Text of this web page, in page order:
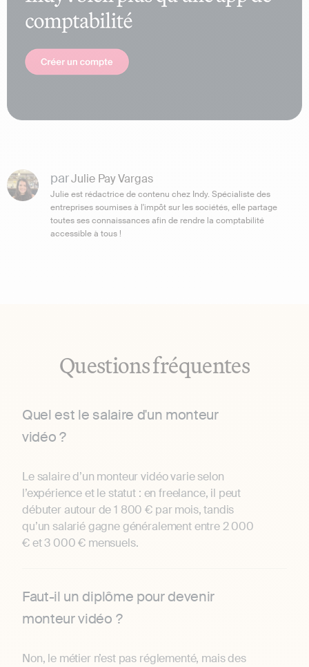
parJulie Pay Vargas
Julie est rédactrice de contenu chez Indy. Spécialiste des
entreprises soumises à l'impôt sur les sociétés, elle partage
toutes ses connaissances afin de rendre la comptabilité
accessible à tous !
Questions fréquentes
Quel est le salaire d'un monteur
vidéo ?
Le salaire d’un monteur vidéo varie selon
l’expérience et le statut : en freelance, il peut
débuter autour de 1 800 € par mois, tandis
qu’un salarié gagne généralement entre 2 000
€ et 3 000 € mensuels.
Faut-il un diplôme pour devenir
monteur vidéo ?
Non, le métier n’est pas réglementé, mais des